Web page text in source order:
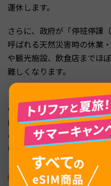
運休します。
さらに、政府が「停班停課
呼ばれる天然災害時の休業
や観光施設、飲食店までほ
難しくなります。
この時期に台湾を訪れる場
の対応を確認し、旅行保険
前にチェックしておくこと
の天気予報を確認し、安全
い。
雨季の台湾旅行でお